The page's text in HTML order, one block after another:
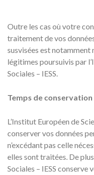
Outre les cas où votre
traitement de vos
susvisées est notamment
légitimes poursuivis par
Sociales – IESS.
Temps de
L’Institut Européen de
conserver vos données
n’excédant pas celle
elles sont traitées. De
Sociales – IESS conserve